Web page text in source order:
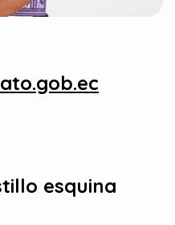
esquina